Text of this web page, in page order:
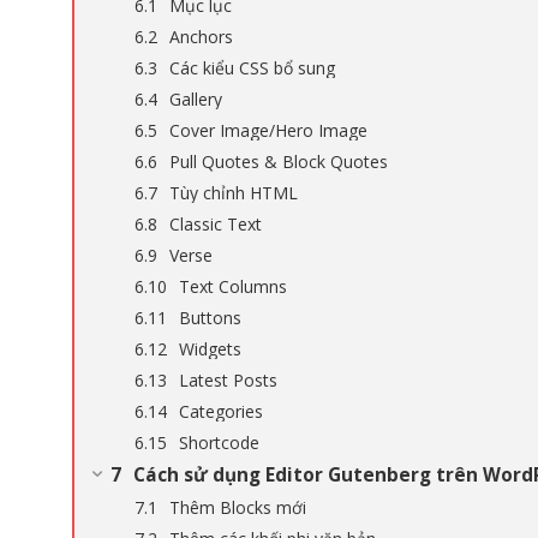
Mục lục
Anchors
Các kiểu CSS bổ sung
Gallery
Cover Image/Hero Image
Pull Quotes & Block Quotes
Tùy chỉnh HTML
Classic Text
Verse
Text Columns
Buttons
Widgets
Latest Posts
Categories
Shortcode
Cách sử dụng Editor Gutenberg trên
Thêm Blocks mới